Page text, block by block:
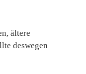
ältere
deswegen